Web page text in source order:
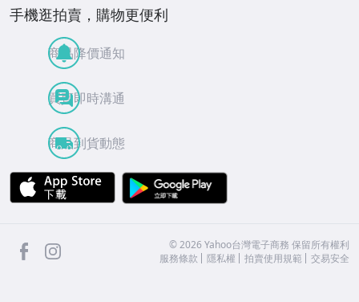
手機逛拍賣，購物更便利
商品降價通知
買賣即時溝通
商品到貨動態
APP Store
facebook ©2026 Yahoo台灣電子商務 保留所有權利
服務條款
隱私權 拍賣使用規範 交易安全